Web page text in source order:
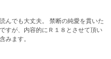
んでも大丈夫。 禁断の純愛を貫いた
含みます。